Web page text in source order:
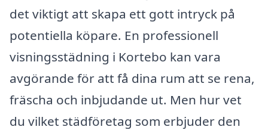
det viktigt att skapa ett gott intryck på
potentiella köpare. En professionell
visningsstädning i Kortebo kan vara
avgörande för att få dina rum att se rena,
fräscha och inbjudande ut. Men hur vet
du vilket städföretag som erbjuder den